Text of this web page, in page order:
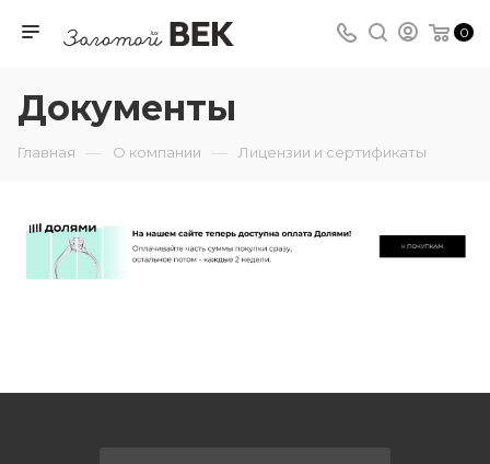
0
Документы
Главная — О компании — Лицензии и сертификаты